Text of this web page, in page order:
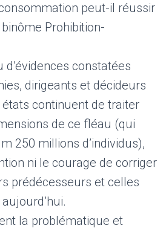
peut-il réussir
binôme Prohibition-
constatées
dirigeants et décideurs
continuent de traiter
de ce fléau (qui
250 millions d’individus),
ni le courage de corriger
prédécesseurs et celles
la problématique et